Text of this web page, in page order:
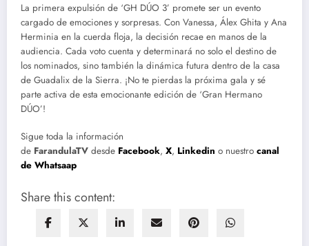
La primera expulsión de ‘GH DÚO 3’ promete ser un evento
cargado de emociones y sorpresas. Con Vanessa, Álex Ghita y Ana
Herminia en la cuerda floja, la decisión recae en manos de la
audiencia. Cada voto cuenta y determinará no solo el destino de
los nominados, sino también la dinámica futura dentro de la casa
de Guadalix de la Sierra. ¡No te pierdas la próxima gala y sé
parte activa de esta emocionante edición de ‘Gran Hermano
DÚO’!
Sigue toda la información
de FarandulaTV desde Facebook, X, Linkedin o nuestro canal
de Whatsaap
Share this content: